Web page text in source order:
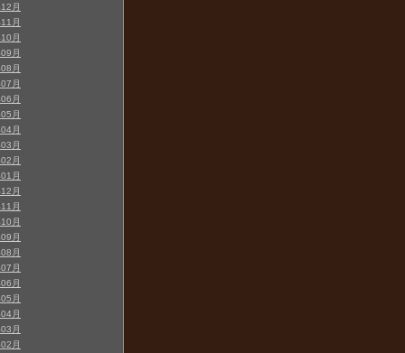
月
月
月
月
月
月
月
月
月
月
月
月
月
月
月
月
月
月
月
月
月
月
月